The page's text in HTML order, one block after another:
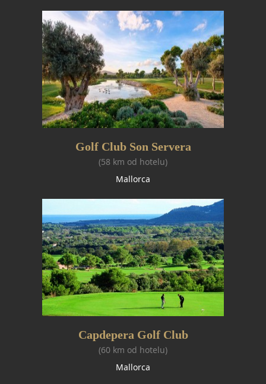
Golf Club Son Servera
(58 km od hotelu)
Mallorca
Capdepera Golf Club
(60 km od hotelu)
Mallorca